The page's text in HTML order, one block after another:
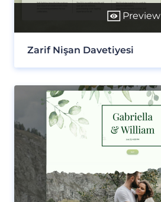
Preview
Zarif Nişan Davetiyesi